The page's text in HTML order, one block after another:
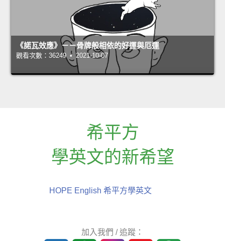
《諾瓦效應》－－骨牌般相依的好運與厄運
觀看次數：36249 • 2021-10-07
希平方
學英文的新希望
HOPE English 希平方學英文
加入我們 / 追蹤：